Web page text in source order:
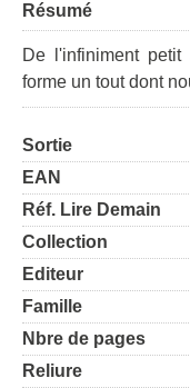
Résumé
De l'infiniment
forme un tout dont
Sortie
EAN
Réf. Lire Demain
Collection
Editeur
Famille
Nbre de pages
Reliure